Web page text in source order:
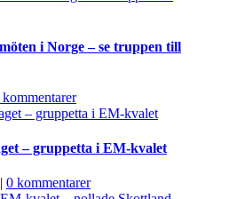
i Norge – se truppen till
kommentarer
– gruppetta i EM-kvalet
| 0 kommentarer